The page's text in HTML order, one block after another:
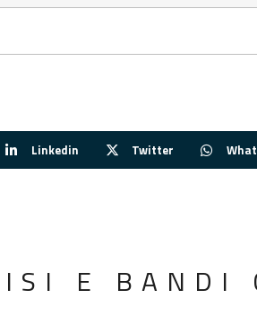
Linkedin Twitter
E BANDI